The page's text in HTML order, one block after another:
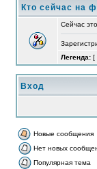
Кто сейчас на
Сейчас
Легенда: [
Вход
Новые сообщения
Нет новых
Популярная тема